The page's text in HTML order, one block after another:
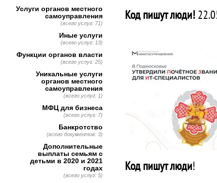
Код пишут люди!
Код пишут люди!
Услуги органов местного
самоуправления
(всего услуг: 71)
Иные услуги
(всего услуг: 13)
Функции органов власти
(всего услуг: 25)
Уникальные услуги
органов местного
самоуправления
(всего услуг: 1)
МФЦ для бизнеса
(всего услуг: 7)
Банкротство
(всего документов: 3)
Дополнительные
выплаты семьям с
детьми в 2020 и 2021
годах
(всего услуг: 5)